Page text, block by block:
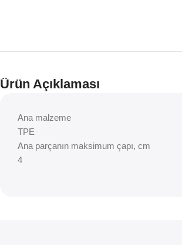
Ürün Açıklaması
Ana malzeme
TPE
Ana parçanın maksimum çapı, cm
4